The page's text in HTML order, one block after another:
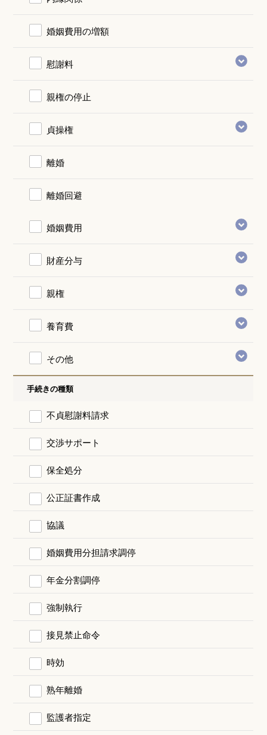
婚姻費用の増額
慰謝料
親権の停止
貞操権
離婚
離婚回避
婚姻費用
財産分与
親権
養育費
その他
手続きの種類
不貞慰謝料請求
交渉サポート
保全処分
公正証書作成
協議
婚姻費用分担請求調停
年金分割調停
強制執行
接見禁止命令
時効
熟年離婚
監護者指定